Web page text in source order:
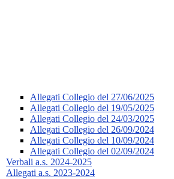
Allegati Collegio del 27/06/2025
Allegati Collegio del 19/05/2025
Allegati Collegio del 24/03/2025
Allegati Collegio del 26/09/2024
Allegati Collegio del 10/09/2024
Allegati Collegio del 02/09/2024
Verbali a.s. 2024-2025
Allegati a.s. 2023-2024